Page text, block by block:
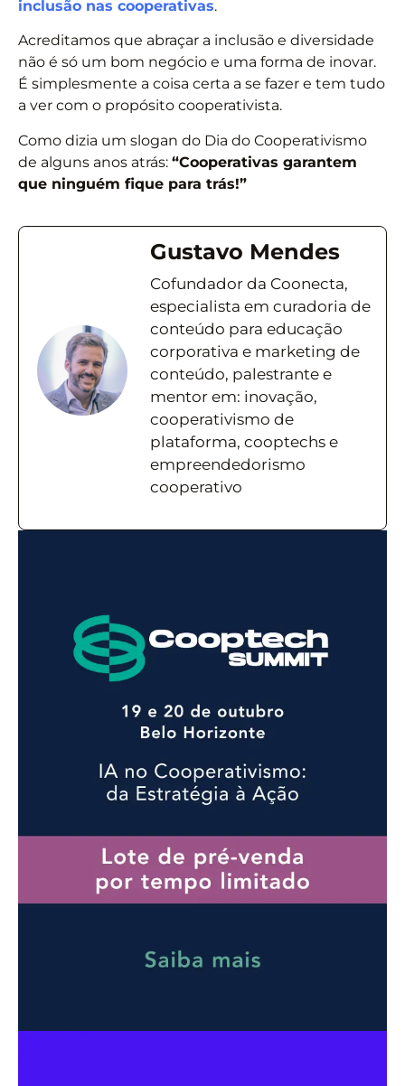
inclusão nas cooperativas.
Acreditamos que abraçar a inclusão e diversidade
não é só um bom negócio e uma forma de inovar.
É simplesmente a coisa certa a se fazer e tem tudo
a ver com o propósito cooperativista.
Como dizia um slogan do Dia do Cooperativismo
de alguns anos atrás: “Cooperativas garantem
que ninguém fique para trás!”
Gustavo Mendes
Cofundador da Coonecta,
especialista em curadoria de
conteúdo para educação
corporativa e marketing de
conteúdo, palestrante e
mentor em: inovação,
cooperativismo de
plataforma, cooptechs e
empreendedorismo
cooperativo